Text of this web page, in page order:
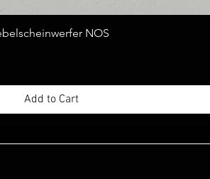
Quick View NOS
Add to Cart